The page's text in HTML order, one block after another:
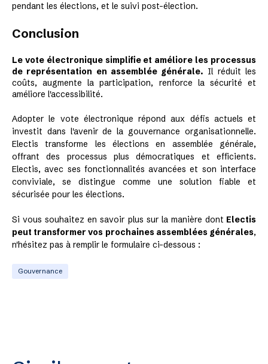
pendant les élections, et le suivi post-élection.
Conclusion
Le vote électronique simplifie et améliore les processus
de représentation en assemblée générale. Il réduit les
coûts, augmente la participation, renforce la sécurité et
améliore l'accessibilité.
Adopter le vote électronique répond aux défis actuels et
investit dans l'avenir de la gouvernance organisationnelle.
Electis transforme les élections en assemblée générale,
offrant des processus plus démocratiques et efficients.
Electis, avec ses fonctionnalités avancées et son interface
conviviale, se distingue comme une solution fiable et
sécurisée pour les élections.
Si vous souhaitez en savoir plus sur la manière dont Electis
peut transformer vos prochaines assemblées générales,
n'hésitez pas à remplir le formulaire ci-dessous :
Gouvernance